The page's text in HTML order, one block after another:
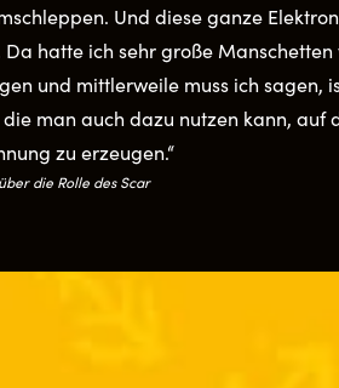
Und diese ganze
hatte ich sehr große Manschetten
und mittlerweile muss ich sagen,
man auch dazu nutzen kann, auf
zu erzeugen.“
über die Rolle des Scar